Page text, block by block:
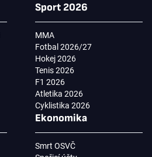
Sport 2026
MMA
Fotbal 2026/27
Hokej 2026
Tenis 2026
F1 2026
Atletika 2026
Cyklistika 2026
Ekonomika
Smrt OSVČ